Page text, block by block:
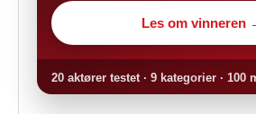
Les om vinneren
20 aktører testet · 9 kategorier · 100